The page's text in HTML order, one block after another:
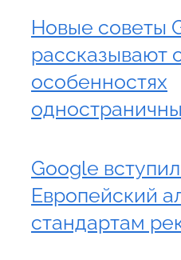
Новые советы
рассказывают
особенностях
Google
Европейский
стандартам